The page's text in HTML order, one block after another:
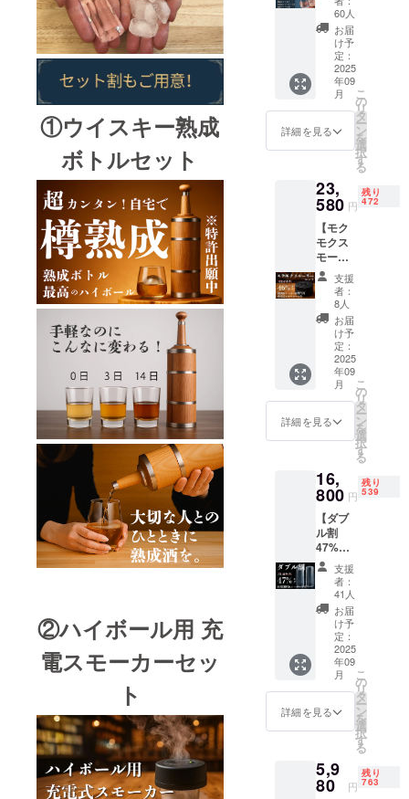
①ウイスキー熟成
ボトルセット
②ハイボール用 充
電スモーカーセッ
ト
型氷
メー
カー1
台、丸
型氷
メー
カー1
台、角
型氷
メー
カー1
成ボト
ル1本、
充電式
スモー
カー1
台、超
薄ハイ
ボール
グラス2
個。一
般販売
予定価
69,214
円。お
酒その
ものは
60人
お届
け予
定：
2025
年09
月
詳細を見る
こ
の
リ
タ
ー
ン
を
選
択
す
る
23,
580 円
残り
472
【モク
モクス
モー
キー
セット
46%オ
フ】柱
型氷
メー
カー1
台、充
電式ス
モー
カー1
台。一
般販売
格
43,814
円。
支援
者：
8人
お届
け予
定：
2025
年09
月
詳細を見る
こ
の
リ
タ
ー
ン
を
選
択
す
る
16,
800 円
残り
539
【ダブ
ル割
47%オ
フ】柱
状氷
メー
カー2
台。一
般販売
予定価
31,508
円。1台
で8本の
氷を作
れま
支援
者：
41人
お届
け予
定：
2025
年09
月
詳細を見る
こ
の
リ
タ
ー
ン
を
選
択
す
る
5,9
80 円
残り
763